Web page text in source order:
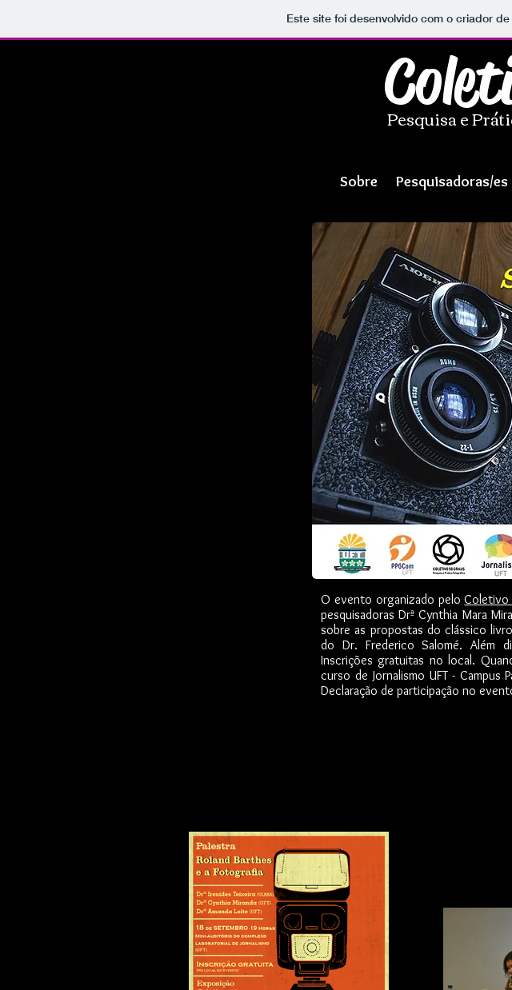
Este site foi desenvolvido com o criador
Sobre Pesquisadoras/es
Pesquisa e
O evento organizado peloColetivo
pesquisadoras Drª Cynthia Mara
sobre as propostas do clássico
do Dr. Frederico Salomé. Além
Inscrições gratuitas no local.
curso de Jornalismo UFT - Campus
Declaração de participação no